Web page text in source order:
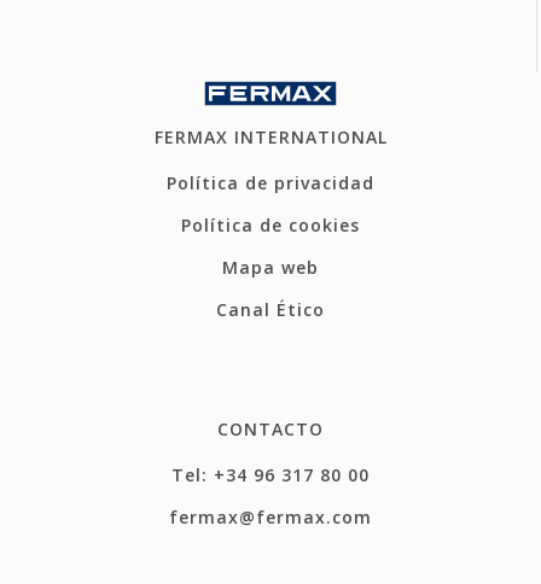
FERMAX INTERNATIONAL
Política de privacidad
Política de cookies
Mapa web
Canal Ético
CONTACTO
Tel: +34 96 317 80 00
fermax@fermax.com